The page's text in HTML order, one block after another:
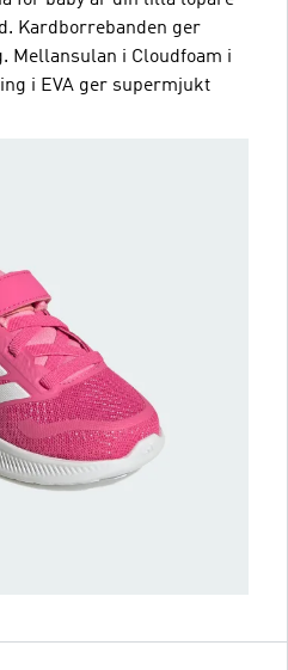
Kardborrebanden ger
Mellansulan i Cloudfoam i
i EVA ger supermjukt